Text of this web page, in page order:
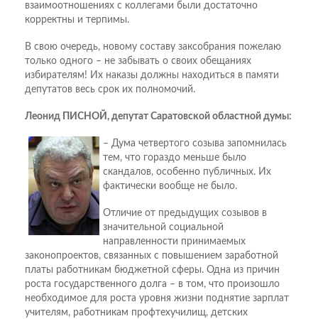
взаимоотношениях с коллегами были достаточно
корректны и терпимы.
В свою очередь, новому составу заксобрания пожелаю
только одного – не забывать о своих обещаниях
избирателям! Их наказы должны находиться в памяти
депутатов весь срок их полномочий.
Леонид ПИСНОЙ, депутат Саратовской областной думы:
– Дума четвертого созыва запомнилась
тем, что гораздо меньше было
скандалов, особенно публичных. Их
фактически вообще не было.
Отличие от предыдущих созывов в
значительной социальной
направленности принимаемых
законопроектов, связанных с повышением заработной
платы работникам бюджетной сферы. Одна из причин
роста государственного долга – в том, что произошло
необходимое для роста уровня жизни поднятие зарплат
учителям, работникам профтехучилищ, детских